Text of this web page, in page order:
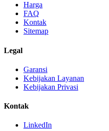
Harga
FAQ
Kontak
Sitemap
Legal
Garansi
Kebijakan Layanan
Kebijakan Privasi
Kontak
LinkedIn